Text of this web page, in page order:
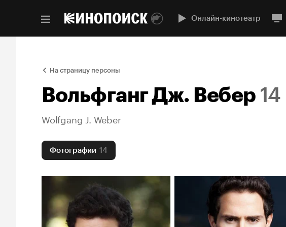
Онлайн-кинотеатр
На страницу персоны
Вольфганг Дж. Вебер 14
Wolfgang J. Weber
Фотографии 14